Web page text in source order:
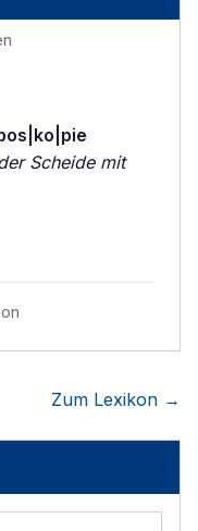
Scheide mit
Zum Lexikon →